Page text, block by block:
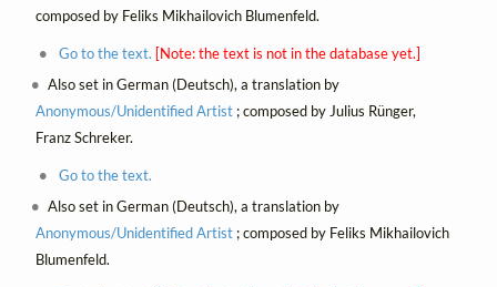
composed by Feliks Mikhailovich Blumenfeld.
Go to the text. [Note: the text is not in the database yet.]
Also set in German (Deutsch), a translation by
Anonymous/Unidentified Artist; composed by Julius Rünger,
Franz Schreker.
Go to the text.
Also set in German (Deutsch), a translation by
Anonymous/Unidentified Artist; composed by Feliks Mikhailovich
Blumenfeld.